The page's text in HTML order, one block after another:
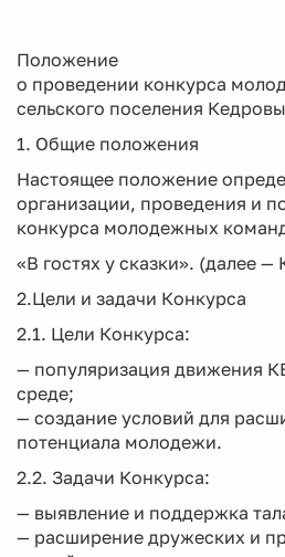
Положение
о проведении конкурса
сельского поселения
1. Общие положения
Настоящее положение
организации, проведения и
конкурса молодежных
«В гостях у сказки». (далее —
2.Цели и задачи Конкурса
2.1. Цели Конкурса:
— популяризация движения
среде;
— создание условий для
потенциала молодежи.
2.2. Задачи Конкурса:
— выявление и поддержка
— расширение дружеских и